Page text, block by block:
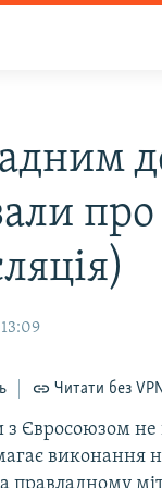
Читати без
з Євросоюзом не
виконання